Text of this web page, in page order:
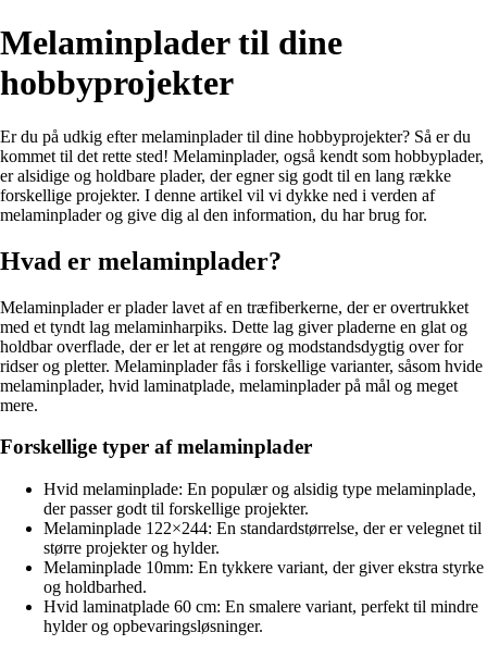
Melaminplader til dine
hobbyprojekter
Er du på udkig efter melaminplader til dine hobbyprojekter? Så er du
kommet til det rette sted! Melaminplader, også kendt som hobbyplader,
er alsidige og holdbare plader, der egner sig godt til en lang række
forskellige projekter. I denne artikel vil vi dykke ned i verden af
melaminplader og give dig al den information, du har brug for.
Hvad er melaminplader?
Melaminplader er plader lavet af en træfiberkerne, der er overtrukket
med et tyndt lag melaminharpiks. Dette lag giver pladerne en glat og
holdbar overflade, der er let at rengøre og modstandsdygtig over for
ridser og pletter. Melaminplader fås i forskellige varianter, såsom hvide
melaminplader, hvid laminatplade, melaminplader på mål og meget
mere.
Forskellige typer af melaminplader
Hvid melaminplade: En populær og alsidig type melaminplade,
der passer godt til forskellige projekter.
Melaminplade 122×244: En standardstørrelse, der er velegnet til
større projekter og hylder.
Melaminplade 10mm: En tykkere variant, der giver ekstra styrke
og holdbarhed.
Hvid laminatplade 60 cm: En smalere variant, perfekt til mindre
hylder og opbevaringsløsninger.